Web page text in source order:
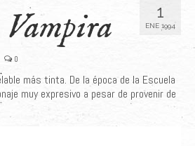
1
ENE 1994
Vampira
0
más tinta. De la época de la Escuela
muy expresivo a pesar de provenir de